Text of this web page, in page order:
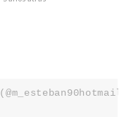
(@m_esteban90hotmail-